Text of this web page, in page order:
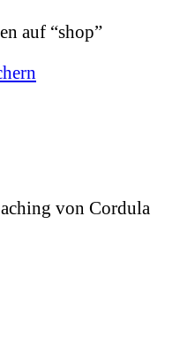
auf “shop”
von Cordula